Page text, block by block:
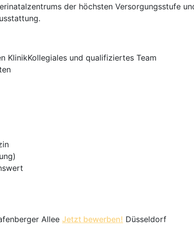
der höchsten Versorgungsstufe
KlinikKollegiales und qualifiziertes Team
Allee Jetzt bewerben! Düsseldorf